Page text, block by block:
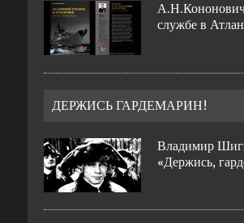
службе в
ДЕРЖИСЬ ГАРДЕМАРИН!
Владимир
«Держись,